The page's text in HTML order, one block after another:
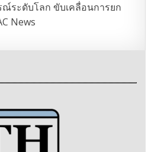
ระดับโลก ขับเคลื่อนการยก
News